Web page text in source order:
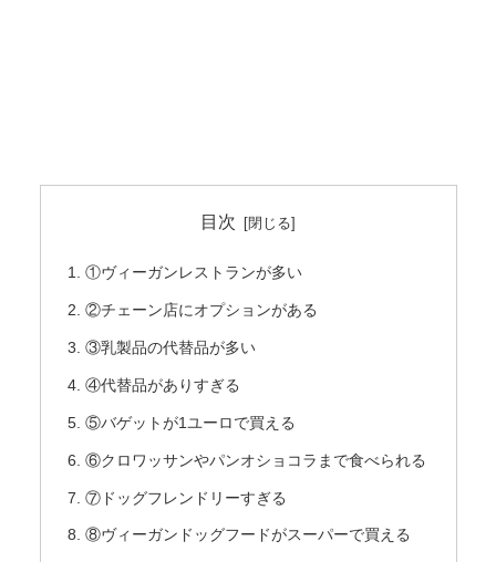
目次
①ヴィーガンレストランが多い
②チェーン店にオプションがある
③乳製品の代替品が多い
④代替品がありすぎる
⑤バゲットが1ユーロで買える
⑥クロワッサンやパンオショコラまで食べられる
⑦ドッグフレンドリーすぎる
⑧ヴィーガンドッグフードがスーパーで買える